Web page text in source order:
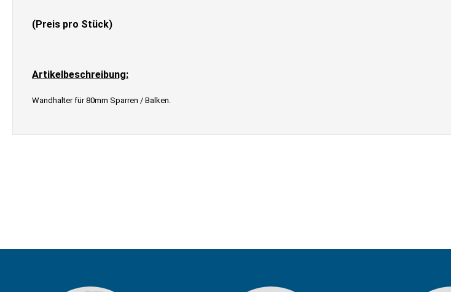
(Preis pro Stück)
Artikelbeschreibung:
Wandhalter für 80mm Sparren / Balken.